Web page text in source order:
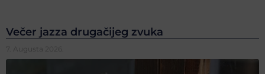
Večer jazza drugačijeg zvuka
7. Augusta 2026.